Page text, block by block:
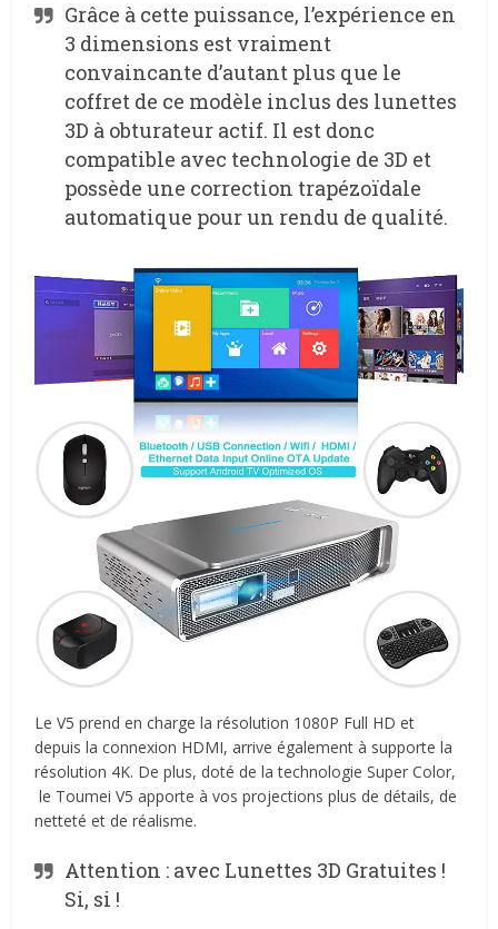
Grâce à cette puissance, l’expérience en
3 dimensions est vraiment
convaincante d’autant plus que le
coffret de ce modèle inclus des lunettes
3D à obturateur actif. Il est donc
compatible avec technologie de 3D et
possède une correction trapézoïdale
automatique pour un rendu de qualité.
Le V5 prend en charge la résolution 1080P Full HD et
depuis la connexion HDMI, arrive également à supporte la
résolution 4K. De plus, doté de la technologie Super Color,
le Toumei V5 apporte à vos projections plus de détails, de
netteté et de réalisme.
Attention : avec Lunettes 3D Gratuites !
Si, si !